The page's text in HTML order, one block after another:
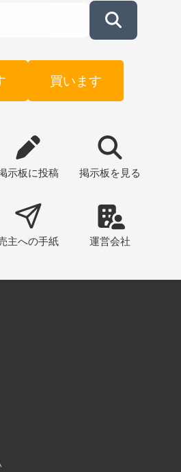
買います
示板に投稿 掲示板 を見る
主への手紙 運営会社